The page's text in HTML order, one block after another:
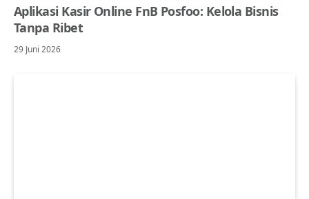
Aplikasi Kasir Online FnB Posfoo: Kelola Bisnis
Tanpa Ribet
29 Juni 2026